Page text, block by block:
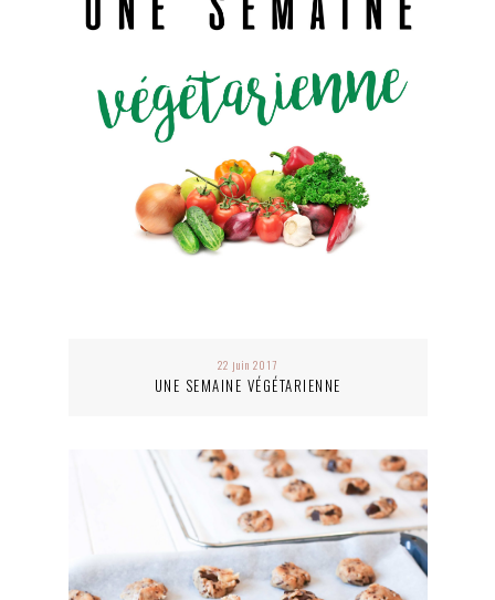
22 juin 2017
UNE SEMAINE VÉGÉTARIENNE